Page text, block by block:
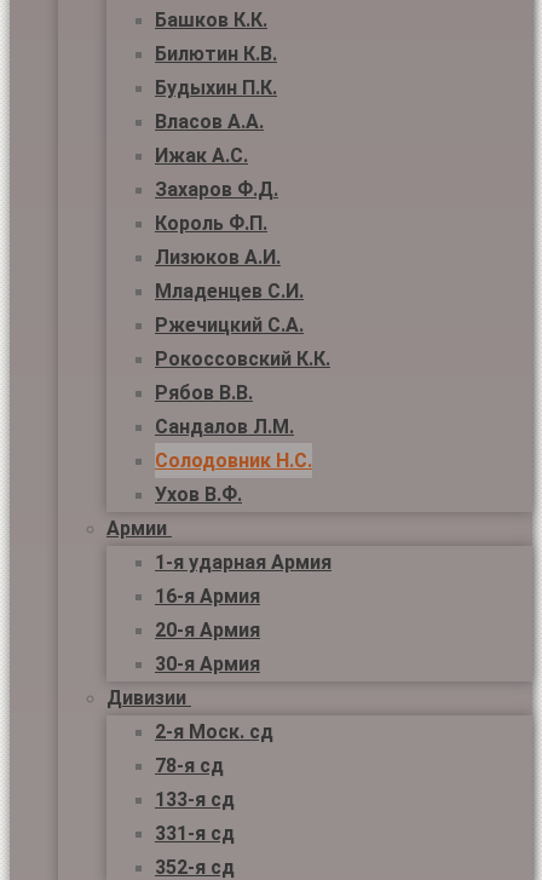
Башков К.К.
Билютин К.В.
Будыхин П.К.
Власов А.А.
Ижак А.С.
Захаров Ф.Д.
Король Ф.П.
Лизюков А.И.
Младенцев С.И.
Ржечицкий С.А.
Рокоссовский К.К.
Рябов В.В.
Сандалов Л.М.
Солодовник Н.С.
Ухов В.Ф.
Армии
1-я ударная Армия
16-я Армия
20-я Армия
30-я Армия
Дивизии
2-я Моск. сд
78-я сд
133-я сд
331-я сд
352-я сд